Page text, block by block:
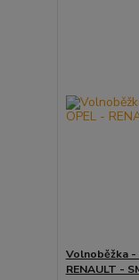
Volnoběžka -
RENAULT -